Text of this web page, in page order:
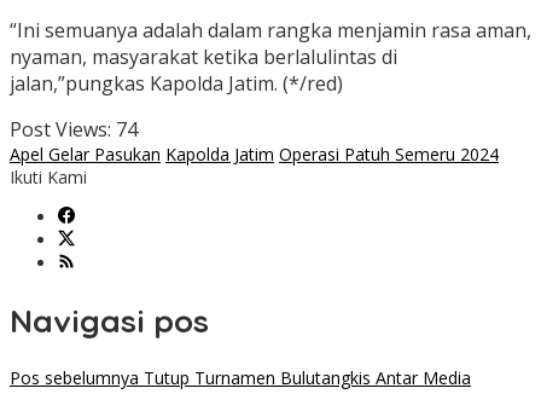
“Ini semuanya adalah dalam rangka menjamin rasa aman,
nyaman, masyarakat ketika berlalulintas di
jalan,”pungkas Kapolda Jatim. (*/red)
Post Views: 74
Apel Gelar Pasukan Kapolda Jatim Operasi Patuh Semeru 2024
Ikuti Kami
Navigasi pos
Pos sebelumnya Tutup Turnamen Bulutangkis Antar Media